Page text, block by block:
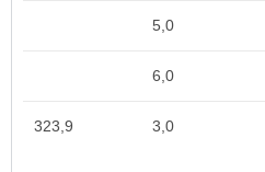
5,0
6,0
323,9 3,0